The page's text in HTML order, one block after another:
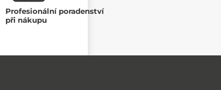
Profesionální poradenství
při nákupu